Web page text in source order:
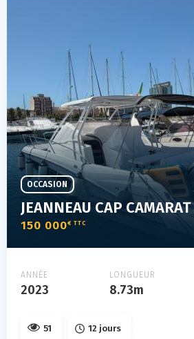
150 000€ TTC
OCCASION
ANNÉE
2023
LONGUEUR
8.73m
51 12 jours